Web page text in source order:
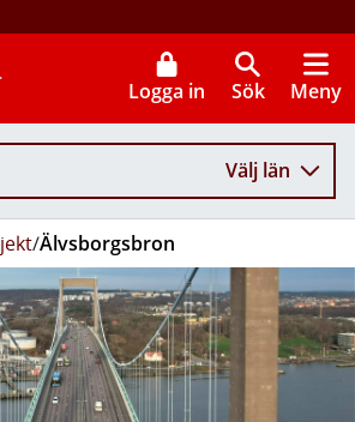
Logga in Sök Meny
Välj län
/Älvsborgsbron